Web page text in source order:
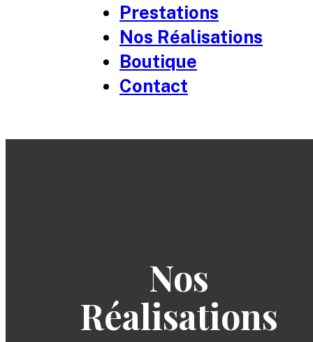
Prestations
Nos Réalisations
Boutique
Contact
Nos
Réalisations